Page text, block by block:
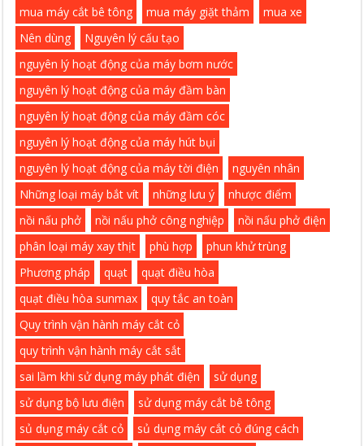
mua máy cắt bê tông mua máy giặt thảm
mua xe
Nên dùng
Nguyên lý cấu tạo
nguyên lý hoạt động của máy bơm nước
nguyên lý hoạt động của máy đầm bàn
nguyên lý hoạt động của máy đầm cóc
nguyên lý hoạt động của máy hút bụi
nguyên lý hoạt động của máy tời điện
nguyên nhân
Những loại máy bắt vít
những lưu ý
nhược điểm
nồi nấu phở
nồi nấu phở công nghiệp
nồi nấu phở điện
phân loại máy xay thịt
phù hợp
phun khử trùng
Phương pháp
quạt
quạt điều hòa
quạt điều hòa sunmax
quy tắc an toàn
Quy trình vận hành máy cắt cỏ
quy trình vận hành máy cắt sắt
sai lầm khi sử dụng máy phát điện
sử dụng
sử dụng bộ lưu điện
sử dụng máy cắt bê tông
sủ dụng máy cắt cỏ
sủ dụng máy cắt cỏ đúng cách